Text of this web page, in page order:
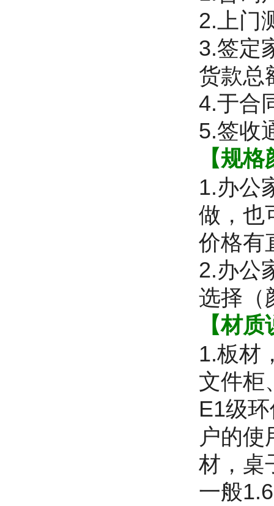
2.上门
3.签定
货款总
4.于合
5.签收
【规
1.办公
做，也
价格有
2.办公
选择（
【材
1.板材
文件柜
E1级
户的
材，桌
一般